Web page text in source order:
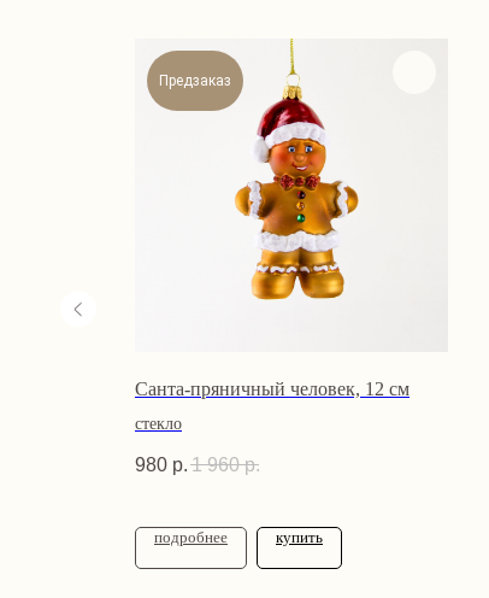
Предзаказ
Санта-пряничный человек, 12 см
стекло
980 р. 1 960 р.
подробнее купить